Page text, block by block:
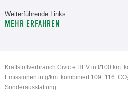
Unser Autohaus
Weiterführende Links:
MEHR ERFAHREN
Kraftstoffverbrauch Civic e:HEV in l/100 km:
Emissionen in g/km: kombiniert 109−116.
Sonderausstattung.